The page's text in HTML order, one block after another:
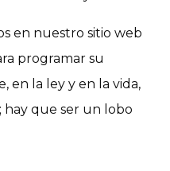
en nuestro sitio web
programar su
en la ley y en la vida,
hay que ser un lobo